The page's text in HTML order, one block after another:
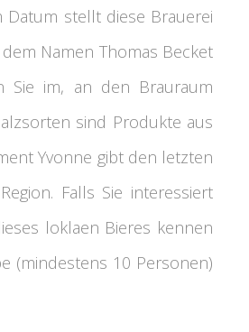
Datum stellt diese Brauerei
Namen Thomas Becket
Sie im, an den Brauraum
sind Produkte aus
Yvonne gibt den letzten
Falls Sie interessiert
loklaen Bieres kennen
(mindestens 10 Personen)